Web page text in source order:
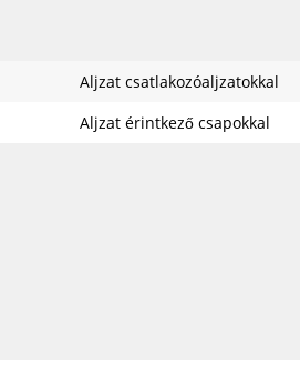
Aljzat csatlakozóaljzatokkal
Aljzat érintkező csapokkal